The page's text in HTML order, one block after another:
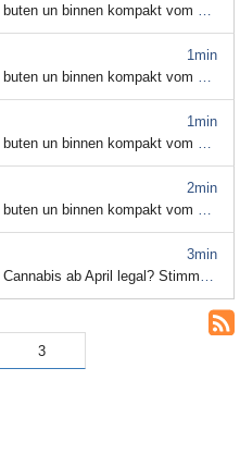
buten un binnen kompakt vom 8. April
1min
buten un binnen kompakt vom 5. April
1min
buten un binnen kompakt vom 3. April
2min
buten un binnen kompakt vom 2. April
3min
Cannabis ab April legal? Stimmungsbild aus dem Bundesrat
3